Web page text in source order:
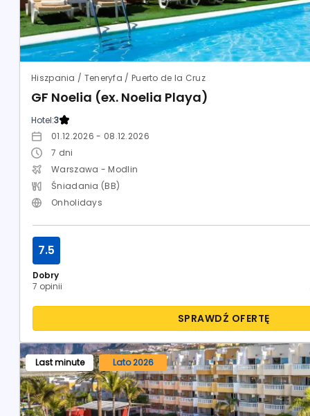
Hiszpania / Teneryfa / Puerto de la Cruz
GF Noelia (ex. Noelia Playa)
Hotel:3
01.12.2026 - 08.12.2026
7 dni
Warszawa - Modlin
Śniadania (BB)
Onholidays
Dobry
7 opinii
7.5
SPRAWDŹ OFERTĘ
Last minute Lato 2026